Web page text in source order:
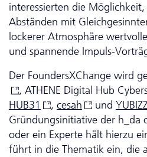
inte­res­sierten die
Abständen mit
lockerer Atmosphäre
und spannende Impuls-
Der FoundersXChange wird
, ATHENE Digital Hub
HUB31
, cesah und
Gründungsinitiative der h_da
oder ein Experte hält hierzu
führt in die Thematik ein, die